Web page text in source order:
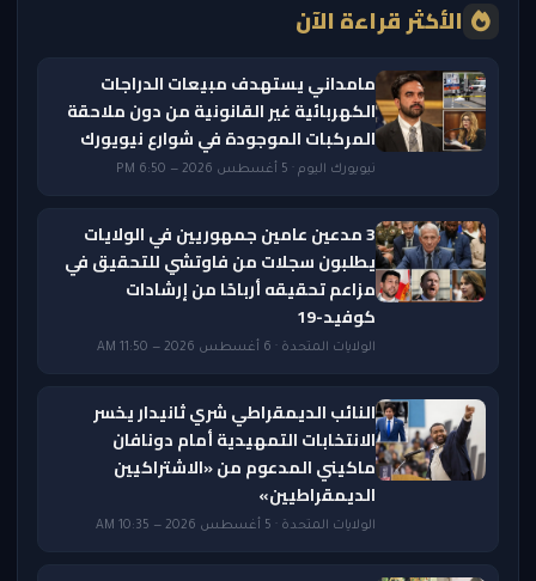
الأكثر قراءة الآن
مامداني يستهدف مبيعات الدراجات
الكهربائية غير القانونية من دون ملاحقة
المركبات الموجودة في شوارع نيويورك
نيويورك اليوم · 5 أغسطس 2026 — 6:50 PM
3 مدعين عامين جمهوريين في الولايات
يطلبون سجلات من فاوتشي للتحقيق في
مزاعم تحقيقه أرباحًا من إرشادات
كوفيد-19
الولايات المتحدة · 6 أغسطس 2026 — 11:50 AM
النائب الديمقراطي شري ثانيدار يخسر
الانتخابات التمهيدية أمام دونافان
ماكيني المدعوم من «الاشتراكيين
الديمقراطيين»
الولايات المتحدة · 5 أغسطس 2026 — 10:35 AM